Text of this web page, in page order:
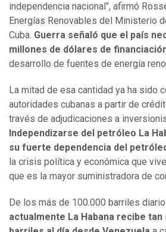
independencia nacional", afirmó
Energías Renovables del Ministerio
Cuba. Guerra señaló que el país
millones de dólares de
desarrollo de fuentes de energía
La mitad de esa cantidad ya ha sido
autoridades cubanas a partir de
través de adjudicaciones a
Independizarse del petróleo La
su fuerte dependencia del
la crisis política y económica que
que es la mayor suministradora de
De los más de 100.000 barriles
actualmente La Habana recibe tan